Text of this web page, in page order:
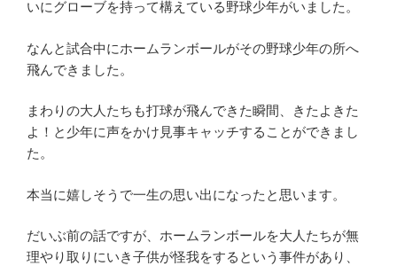
いにグローブを持って構えている野球少年がいました。
なんと試合中にホームランボールがその野球少年の所へ
飛んできました。
まわりの大人たちも打球が飛んできた瞬間、きたよきた
よ！と少年に声をかけ見事キャッチすることができまし
た。
本当に嬉しそうで一生の思い出になったと思います。
だいぶ前の話ですが、ホームランボールを大人たちが無
理やり取りにいき子供が怪我をするという事件があり、